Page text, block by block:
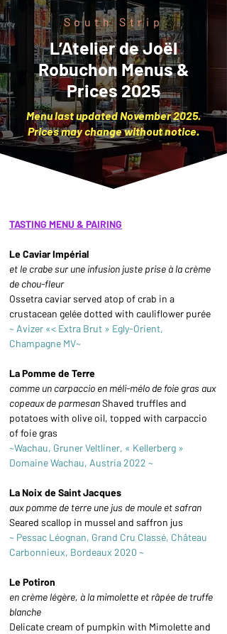
South Strip
L’Atelier de Joël
Robuchon Menus &
Prices 2025
Menu last updated November 2025.
Prices may change without notice.
TASTING MENU & PAIRING
Le Caviar Impérial
et le crabe sur une infusion juste prise à la crème
de chou-fleur
Ossetra caviar served atop of crab in a
crustacean gelée dotted with cauliflower purée
~ Avizer «< Extra Brut » Egly-Orient,
Champagne MV~
La Pomme de Terre
comme un carpaccio en méli-mélo de foie gras aux
copeaux de parmesan Shaved truffles and
potatoes with olive oil, topped with carpaccio
of foie gras
~Wachau, Gruner Veltliner, « Kellerberg »
Domaine Wachau, Austria 2022 ~
La Noix de Saint Jacques
aux pomme de terre une jus de moule et safran
Seared scallop in mussel and saffron jus
~ Pessac Léognan, Grand Cru Classé, Château
Carbonnieux, Bordeaux 2020 ~
Le Potiron
en crème légère, à la mimolette et râpée de truffe
blanche
Delicate cream of pumpkin with Mimolette and